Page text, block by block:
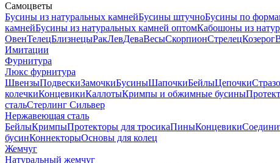
Самоцветы
Бусины из натуральных камнейБусины штучноБусины по
камнейБусины из натуральных камней оптомКабошоны из
ОвенТелецБлизнецыРакЛевДеваВесыСкорпионСтрелецКозерог
Имитации
Фурнитура
Люкс фурнитура
ШвензыПодвескиЗамочкиБусиныШапочкиБейлыЦепочки
колечкиКонцевикиКаллотыКримпы и обжимные бусины
стальСтерлинг Сильвер
Нержавеющая сталь
БейлыКримпыПротекторы для тросикаПиныКонцевики
бусинКоннекторыОсновы для колец
Жемчуг
Натуральный жемчуг